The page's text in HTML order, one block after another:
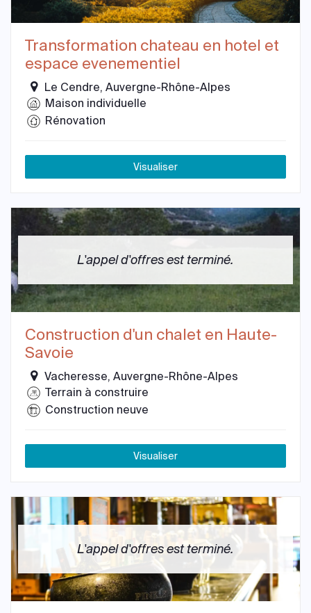
Transformation chateau en hotel et
espace evenementiel
Le Cendre, Auvergne-Rhône-Alpes
Maison individuelle
Rénovation
Visualiser
L'appel d'offres est terminé.
Construction d'un chalet en Haute-
Savoie
Vacheresse, Auvergne-Rhône-Alpes
Terrain à construire
Construction neuve
Visualiser
L'appel d'offres est terminé.